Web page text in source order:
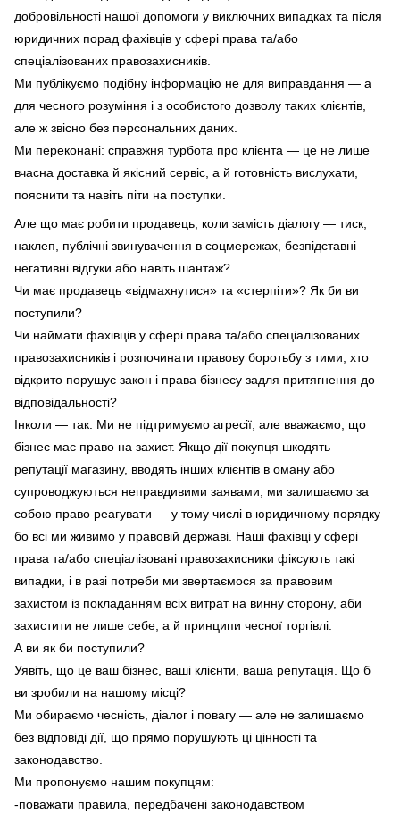
добровільності нашої допомоги у виключних випадках та після
юридичних порад фахівців у сфері права та/або
спеціалізованих правозахисників.
Ми публікуємо подібну інформацію не для виправдання — а
для чесного розуміння і з особистого дозволу таких клієнтів,
але ж звісно без персональних даних.
Ми переконані: справжня турбота про клієнта — це не лише
вчасна доставка й якісний сервіс, а й готовність вислухати,
пояснити та навіть піти на поступки.
Але що має робити продавець, коли замість діалогу — тиск,
наклеп, публічні звинувачення в соцмережах, безпідставні
негативні відгуки або навіть шантаж?
Чи має продавець «відмахнутися» та «стерпіти»? Як би ви
поступили?
Чи наймати фахівців у сфері права та/або спеціалізованих
правозахисників і розпочинати правову боротьбу з тими, хто
відкрито порушує закон і права бізнесу задля притягнення до
відповідальності?
Інколи — так. Ми не підтримуємо агресії, але вважаємо, що
бізнес має право на захист. Якщо дії покупця шкодять
репутації магазину, вводять інших клієнтів в оману або
супроводжуються неправдивими заявами, ми залишаємо за
собою право реагувати — у тому числі в юридичному порядку
бо всі ми живимо у правовій державі. Наші фахівці у сфері
права та/або спеціалізовані правозахисники фіксують такі
випадки, і в разі потреби ми звертаємося за правовим
захистом із покладанням всіх витрат на винну сторону, аби
захистити не лише себе, а й принципи чесної торгівлі.
А ви як би поступили?
Уявіть, що це ваш бізнес, ваші клієнти, ваша репутація. Що б
ви зробили на нашому місці?
Ми обираємо чесність, діалог і повагу — але не залишаємо
без відповіді дії, що прямо порушують ці цінності та
законодавство.
Ми пропонуємо нашим покупцям:
-поважати правила, передбачені законодавством